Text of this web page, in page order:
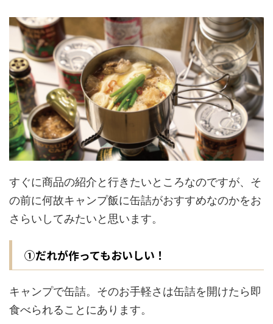
すぐに商品の紹介と行きたいところなのですが、そ
の前に何故キャンプ飯に缶詰がおすすめなのかをお
さらいしてみたいと思います。
①だれが作ってもおいしい！
キャンプで缶詰。そのお手軽さは缶詰を開けたら即
食べられることにあります。